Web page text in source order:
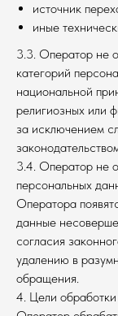
источник
иные
3.3. Оператор не
категорий
национальной
религиозных или
за исключением
3.4. Оператор не
персональных
Оператора
данные
согласия
удалению в
обращения.
4. Цели